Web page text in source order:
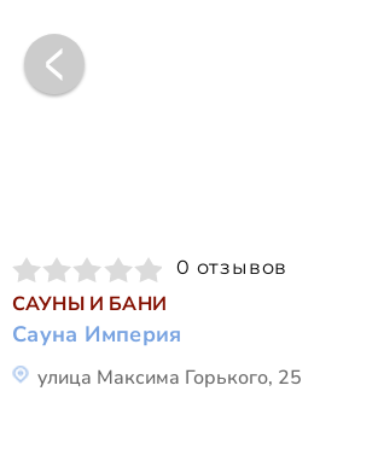
0 отзывов
САУНЫ И БАНИ
Сауна Империя
улица Максима Горького, 25